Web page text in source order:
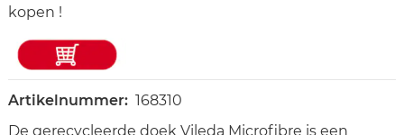
kopen !
Artikelnummer: 168310
De gerecycleerde doek Vileda Microfibre is een